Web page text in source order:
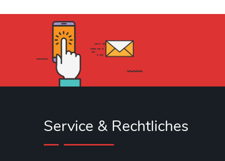
Service & Rechtliches